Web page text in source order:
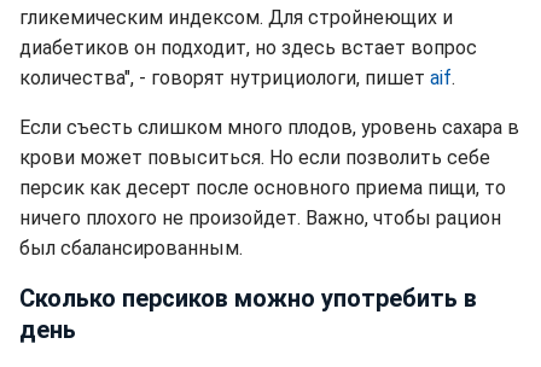
гликемическим индексом. Для стройнеющих и
диабетиков он подходит, но здесь встает вопрос
количества", - говорят нутрициологи, пишет aif.
Если съесть слишком много плодов, уровень сахара в
крови может повыситься. Но если позволить себе
персик как десерт после основного приема пищи, то
ничего плохого не произойдет. Важно, чтобы рацион
был сбалансированным.
Сколько персиков можно употребить в
день